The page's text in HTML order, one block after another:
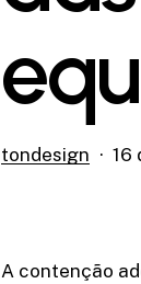
tondesign 16
A contenção